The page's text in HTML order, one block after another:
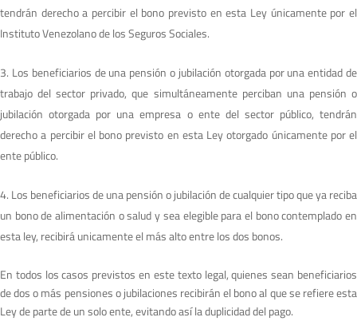
tendrán derecho a percibir el bono previsto en esta Ley únicamente por el
Instituto Venezolano de los Seguros Sociales.
Los beneficiarios de una pensión o jubilación otorgada por una entidad de
trabajo del sector privado, que simultáneamente perciban una pensión o
jubilación otorgada por una empresa o ente del sector público, tendrán
derecho a percibir el bono previsto en esta Ley otorgado únicamente por el
ente público.
Los beneficiarios de una pensión o jubilación de cualquier tipo que ya reciba
un bono de alimentación o salud y sea elegible para el bono contemplado en
esta ley, recibirá unicamente el más alto entre los dos bonos.
En todos los casos previstos en este texto legal, quienes sean beneficiarios
de dos o más pensiones o jubilaciones recibirán el bono al que se refiere esta
Ley de parte de un solo ente, evitando así la duplicidad del pago.